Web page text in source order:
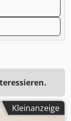
Kleinanzeige